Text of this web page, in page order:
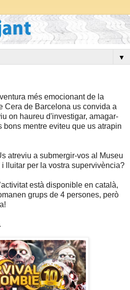
▼
més emocionant de la
Cera de Barcelona us convida a
on haureu d'investigar, amagar-
bons mentre eviteu que us atrapin
atreviu a submergir-vos al Museu
lluitar per la vostra supervivència?
està disponible en català,
grups de 4 persones, però